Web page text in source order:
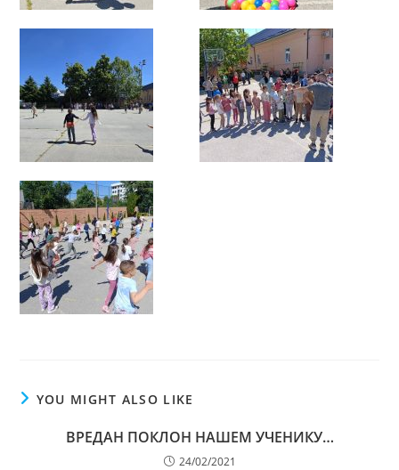
YOU MIGHT ALSO LIKE
ВРЕДАН ПОКЛОН НАШЕМ УЧЕНИКУ…
24/02/2021